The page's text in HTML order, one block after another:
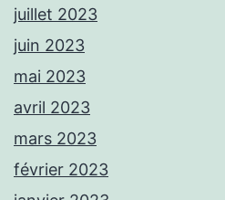
juillet 2023
juin 2023
mai 2023
avril 2023
mars 2023
février 2023